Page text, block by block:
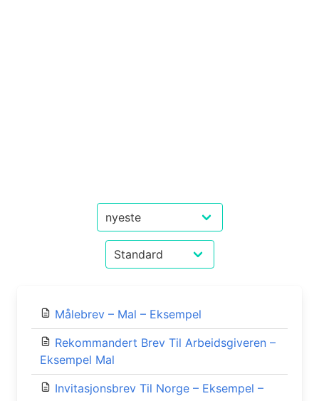
Målebrev – Mal – Eksempel
Rekommandert Brev Til Arbeidsgiveren –
Eksempel Mal
Invitasjonsbrev Til Norge – Eksempel –